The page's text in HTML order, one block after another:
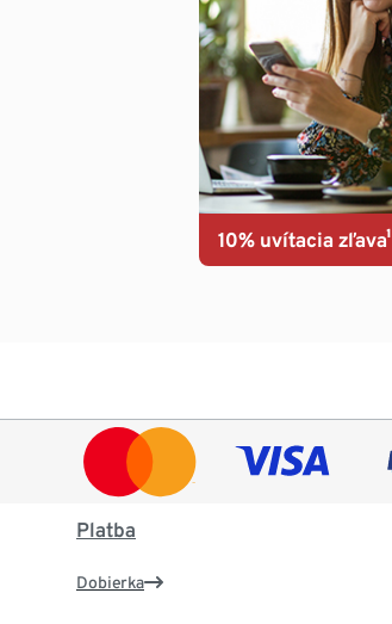
10% uvítacia zľava¹
Platba
Dobierka